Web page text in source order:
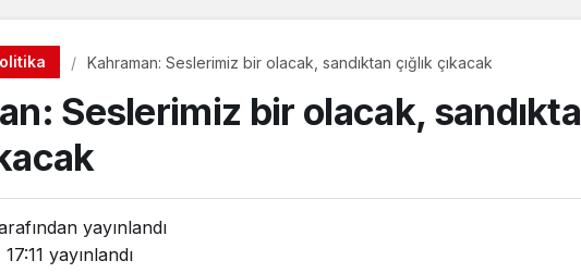
Kahraman: Seslerimiz bir olacak, sandıktan çığlık çıkacak
Seslerimiz bir olacak,
yayınlandı
yayınlandı